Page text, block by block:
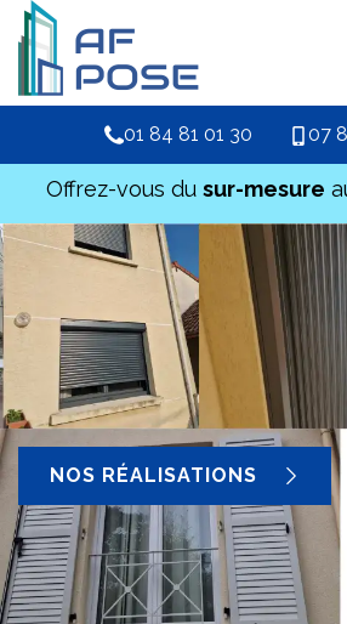
01 84 81 01 30 07
Offrez-vous du sur-mesure
NOS RÉALISATIONS